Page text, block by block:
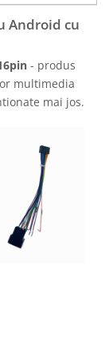
Android cu
- produs
multimedia
mai jos.